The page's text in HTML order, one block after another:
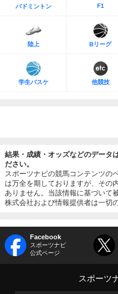
バドミントン F1
陸上 Bリーグ
学生バスケ 他競技
結果・成績・オッズなどのデータ
ださい。
スポーツナビの競馬コンテンツの
は万全を期しておりますが、その
ありません。当該情報に基づいて
株式会社および情報提供者は一切
Facebook
スポーツナビ
公式ページ
スポーツ